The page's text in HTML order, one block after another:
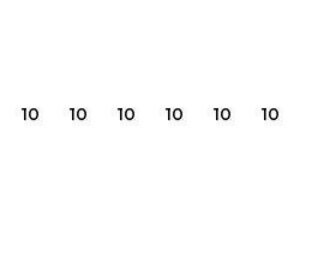
10 10 10 10 10 10